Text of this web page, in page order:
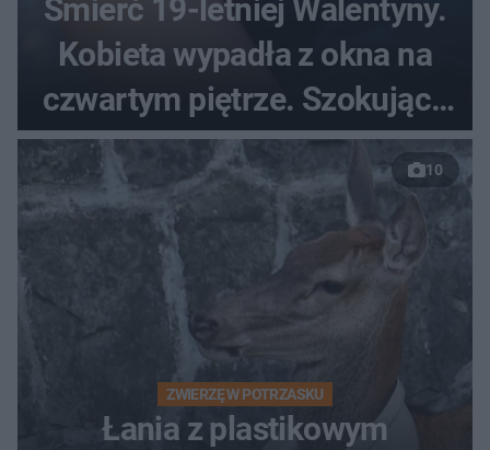
Śmierć 19-letniej Walentyny.
Kobieta wypadła z okna na
czwartym piętrze. Szokujące
nagranie trafiło do sieci
10
ZWIERZĘ W POTRZASKU
Łania z plastikowym